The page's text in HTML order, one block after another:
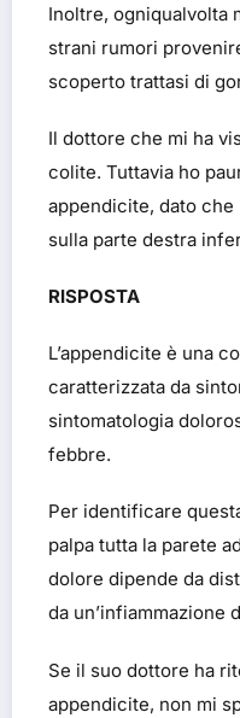
Inoltre, ogniqualvolta
strani rumori
scoperto trattasi di
Il dottore che mi ha
colite. Tuttavia ho
appendicite, dato
sulla parte destra
RISPOSTA
L’appendicite è una
caratterizzata da
sintomatologia
febbre.
Per identificare
palpa tutta la parete
dolore dipende da
da un’infiammazione
Se il suo dottore ha
appendicite, non mi